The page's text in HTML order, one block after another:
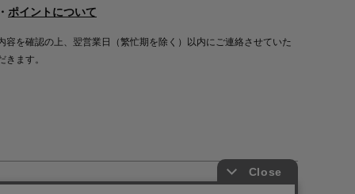
・ ポイントについて
容を確認の上、翌営業日（繁忙期を除く）以内にご連絡させていた
きます。